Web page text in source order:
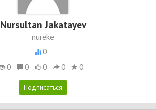
Nursultan Jakatayev
nureke
0
0
0 0 0 0